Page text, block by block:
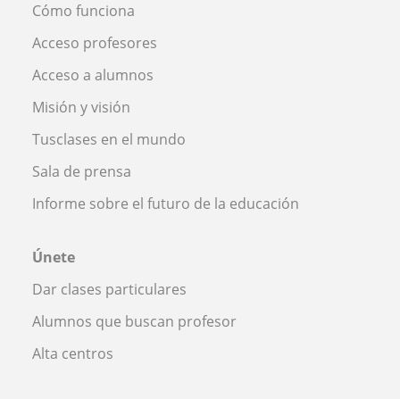
Cómo funciona
Acceso profesores
Acceso a alumnos
Misión y visión
Tusclases en el mundo
Sala de prensa
Informe sobre el futuro de la educación
Únete
Dar clases particulares
Alumnos que buscan profesor
Alta centros